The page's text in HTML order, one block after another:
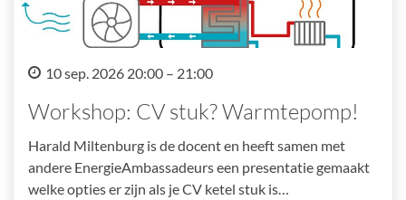
10 sep. 2026 20:00 – 21:00
Workshop: CV stuk? Warmtepomp!
Harald Miltenburg is de docent en heeft samen met
andere EnergieAmbassadeurs een presentatie gemaakt
welke opties er zijn als je CV ketel stuk is…